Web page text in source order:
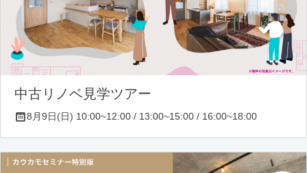
中古リノベ見学ツアー
8月9日(日) 10:00~12:00 / 13:00~15:00 / 16:00~18:00